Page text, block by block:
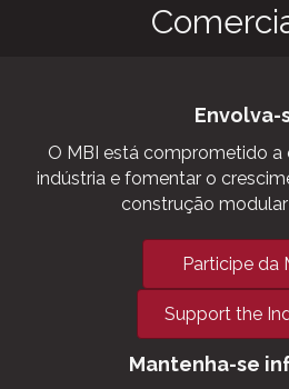
Envolva-
O MBI está comprometido a
indústria e fomentar o
construção
Participe da
Support the
Mantenha-se